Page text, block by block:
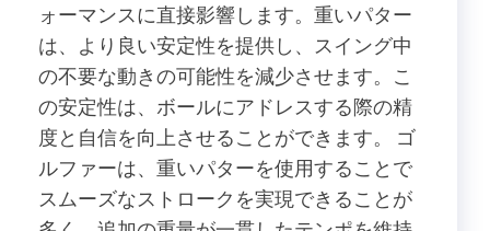
ォーマンスに直接影響します。重いパター
は、より良い安定性を提供し、スイング中
の不要な動きの可能性を減少させます。こ
の安定性は、ボールにアドレスする際の精
度と自信を向上させることができます。 ゴ
ルファーは、重いパターを使用することで
スムーズなストロークを実現できることが